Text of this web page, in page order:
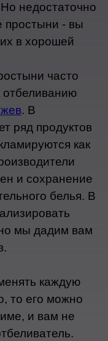
Но недостаточно
простыни - вы
в хорошей
часто
отбеливанию
. В
ряд продуктов
как
и сохранение
белья. В
мы дадим вам
каждую
то его можно
и вам не